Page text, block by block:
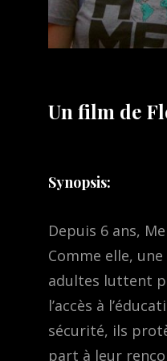
Un film de
Synopsis:
Depuis 6 ans,
Comme elle,
adultes luttent
l’accès à
sécurité, ils
part à leur